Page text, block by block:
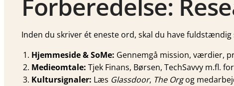
Forberedelse:
Inden du skriver ét eneste ord, skal du have
Hjemmeside & SoMe: Gennemgå mission, værdier,
Medieomtale: Tjek Finans, Børsen, TechSavvy m.fl.
Kultursignaler: Læs Glassdoor, The Orgog